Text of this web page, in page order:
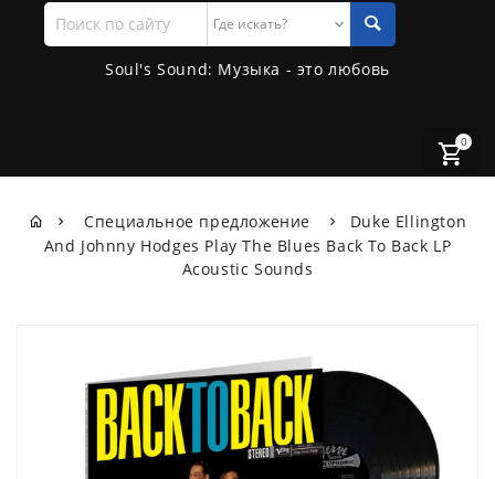
Поиск
по
сайту
Soul's Sound: Музыка - это любовь
0
Специальное предложение
Duke Ellington
And Johnny Hodges Play The Blues Back To Back LP
Acoustic Sounds